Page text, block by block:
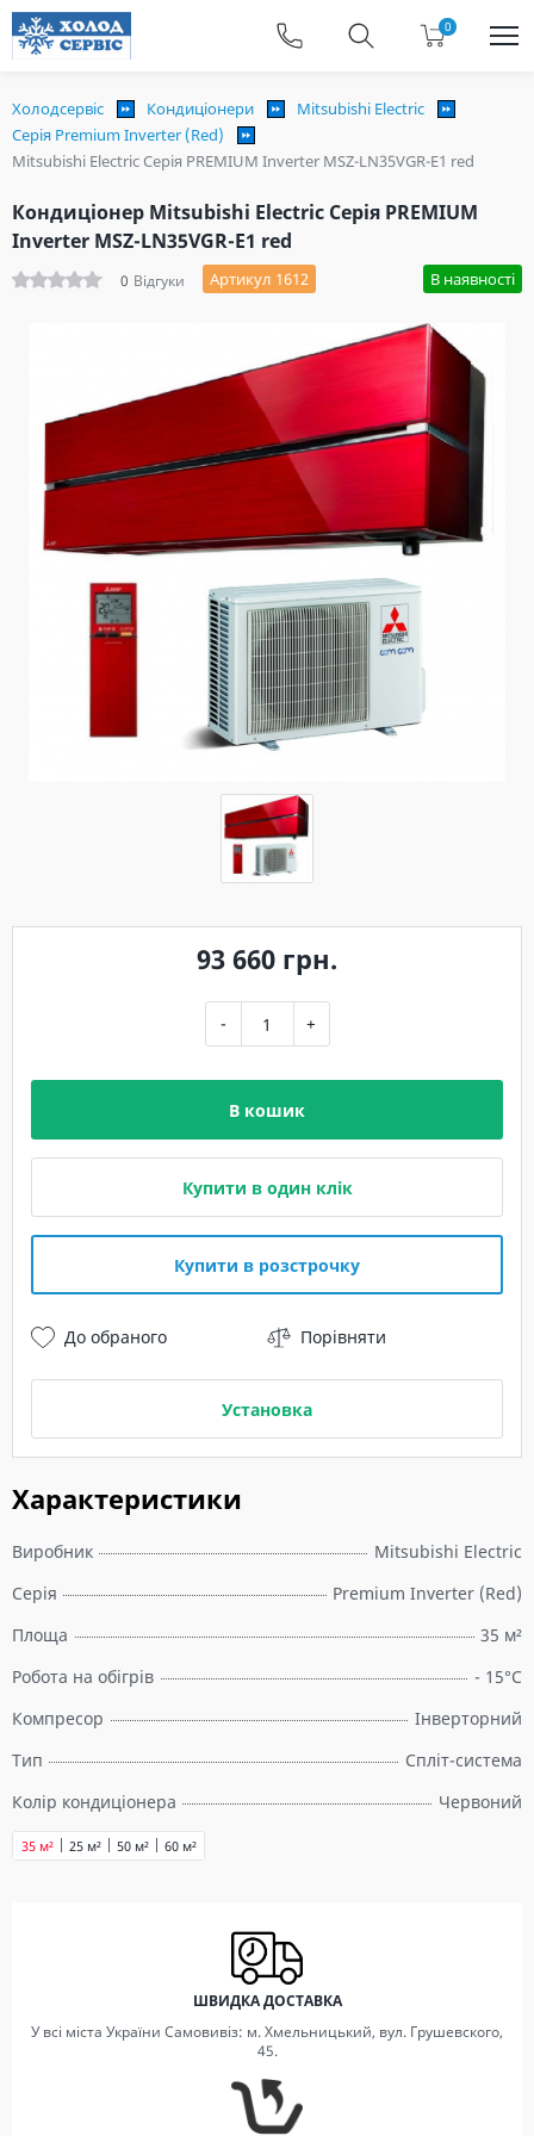
0
Холодсервіс Кондиціонери
Mitsubishi Electric
Серія Premium Inverter (Red)
Mitsubishi Electric Серія PREMIUM Inverter MSZ-LN35VGR-E1 red
Кондиціонер Mitsubishi Electric Серія PREMIUM
Inverter MSZ-LN35VGR-E1 red
0 Відгуки Артикул 1612 В наявності
Характеристики
Виробник
Mitsubishi Electric
Серія
Premium Inverter (Red)
Площа
35 м²
Робота на обігрів
- 15°C
Компресор
Інверторний
Тип
Спліт-система
Колір кондиціонера
Червоний
25 м²
35 м² 50 м² 60 м²
93 660 грн.
- +
В кошик
Купити в один клік
Купити в розстрочку
До обраного Порівняти
Установка
ШВИДКА ДОСТАВКА
У всі міста України Самовивіз: м. Хмельницький, вул. Грушевского,
45.